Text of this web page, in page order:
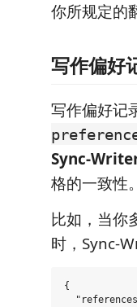
你所规定的
写作偏好
写作偏好记
Sync-
格的一致性。
比如，当你
时，Sync-
{